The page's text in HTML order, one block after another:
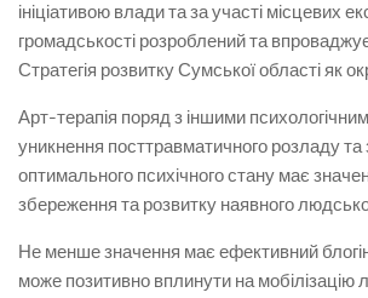
ініціативою влади та за участі місцевих
громадськості розроблений та
Стратегія розвитку Сумської області як
Арт-терапія поряд з іншими
уникнення посттравматичного розладу
оптимального психічного стану має
збереження та розвитку наявного
Не менше значення має ефективний
може позитивно вплинути на мобілізацію